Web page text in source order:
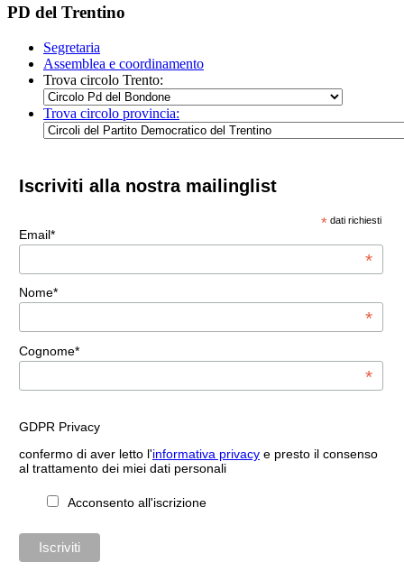
PD del Trentino
Segretaria
Assemblea e coordinamento
Trova circolo Trento:
Trova circolo provincia:
Iscriviti alla nostra mailinglist
* dati richiesti
Email*
*
Nome*
*
Cognome*
*
GDPR Privacy
confermo di aver letto l'informativa privacye presto il consenso
al trattamento dei miei dati personali
Acconsento all'iscrizione